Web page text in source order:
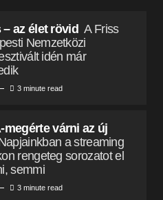
Friss Hús – az élet rövid A Friss
Nemzetközi
idén már
3 minute read
megérte várni az új
a streaming
rengeteg sorozatot el
semmi
3 minute read